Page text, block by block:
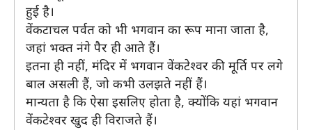
हुई है।
वेंकटाचल पर्वत को भी भगवान का रूप माना जाता है,
जहां भक्त नंगे पैर ही आते हैं।
इतना ही नहीं, मंदिर में भगवान वेंकटेश्‍वर की मूर्ति पर लगे
बाल असली हैं, जो कभी उलझते नहीं हैं।
मान्‍यता है कि ऐसा इसलिए होता है, क्योंकि यहां भगवान
वेंकटेश्‍वर खुद ही विराजते हैं।